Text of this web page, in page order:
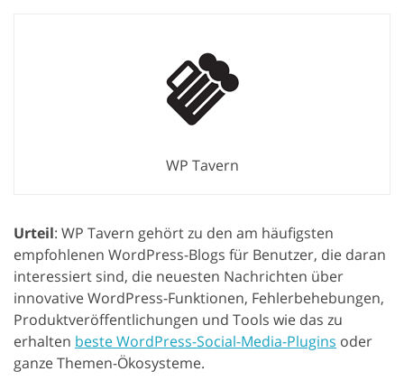
WP Tavern
Urteil: WP Tavern gehört zu den am häufigsten
empfohlenen WordPress-Blogs für Benutzer, die daran
interessiert sind, die neuesten Nachrichten über
innovative WordPress-Funktionen, Fehlerbehebungen,
Produktveröffentlichungen und Tools wie das zu
erhalten beste WordPress-Social-Media-Plugins oder
ganze Themen-Ökosysteme.